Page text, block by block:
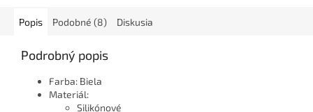
Popis Podobné (8) Diskusia
Podrobný popis
Farba: Biela
Materiál:
Silikónové